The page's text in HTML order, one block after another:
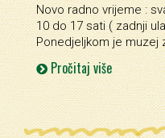
Novo radno vrijeme :
10 do 17 sati ( zadnji
Ponedjeljkom je muzej
Pročitaj više